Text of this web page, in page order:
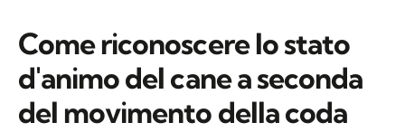
Come riconoscere lo stato
d'animo del cane a seconda
del movimento della coda